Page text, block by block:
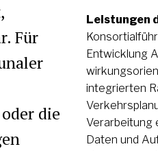
Für
die
Leistungen
Entwicklung
integrierten
Verarbeitung
Daten und